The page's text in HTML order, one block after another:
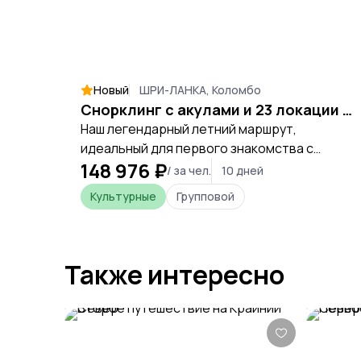
Новый ШРИ-ЛАНКА, Коломбо
Снорклинг с акулами и 23 локации за 10 дней: максимум эмоций за 1 поездку
Наш легендарный летний маршрут,
идеальный для первого знакомства с
погружением в культуру, посещением всех
топовых локаций и комфортом. Мини-
группа! Шри-ланка это гораздо больше,
провинций острова за 10 дней.
148 976 ₽/ за чел.
10 дней
Культурные
Групповой
Также интересно